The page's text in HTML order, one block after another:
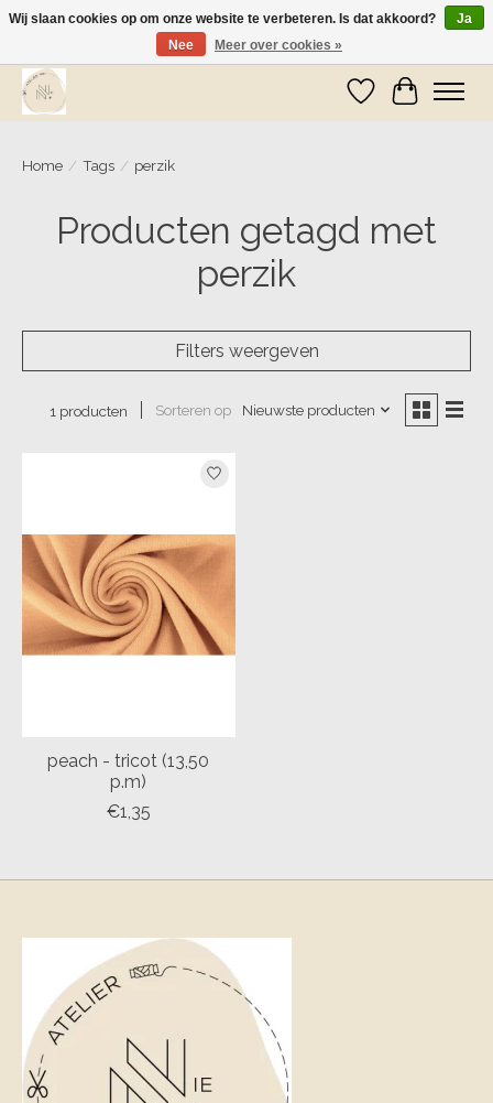
Wij zijn op vakantie! Vanaf zaterdag 9 mei worden er weer pakketjes verzonden
Verlanglijst
Home / Tags / perzik
Producten getagd met
perzik
Filters weergeven
1 producten Sorteren op Nieuwste producten
peach - tricot (13,50
p.m)
€1,35
Wij slaan cookies op om onze website te verbeteren. Is dat akkoord?
Ja
Nee
Meer over cookies »